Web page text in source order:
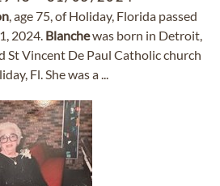
, age 75, of Holiday, Florida passed
2024. Blanchewas born in Detroit,
St Vincent De Paul Catholic church
Fl. She was a ...